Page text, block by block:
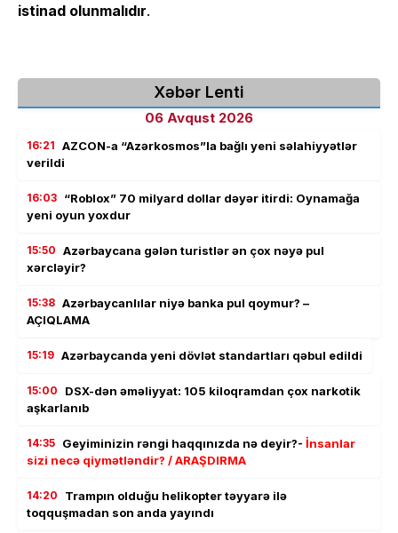
istinad olunmalıdır.
Xəbər Lenti
06 Avqust 2026
16:21 AZCON-a “Azərkosmos”la bağlı yeni səlahiyyətlər
verildi
16:03 “Roblox” 70 milyard dollar dəyər itirdi: Oynamağa
yeni oyun yoxdur
15:50 Azərbaycana gələn turistlər ən çox nəyə pul
xərcləyir?
15:38 Azərbaycanlılar niyə banka pul qoymur? –
AÇIQLAMA
15:19 Azərbaycanda yeni dövlət standartları qəbul edildi
15:00
DSX-dən əməliyyat: 105 kiloqramdan çox narkotik
aşkarlanıb
14:35 Geyiminizin rəngi haqqınızda nə deyir?- İnsanlar
sizi necə qiymətləndir? / ARAŞDIRMA
14:20
Trampın olduğu helikopter təyyarə ilə
toqquşmadan son anda yayındı